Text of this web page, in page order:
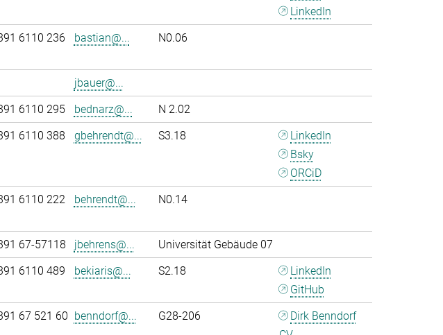
LinkedIn
6110 236 bastian@... N0.06
jbauer@...
6110 295 bednarz@...
N 2.02
6110 388 gbehrendt@... S3.18
LinkedIn
Bsky
ORCiD
6110 222 behrendt@... N0.14
67-57118 jbehrens@...
Universität Gebäude 07
6110 489 bekiaris@... S2.18
LinkedIn
GitHub
67 521 60 benndorf@... G28-206
Dirk Benndorf